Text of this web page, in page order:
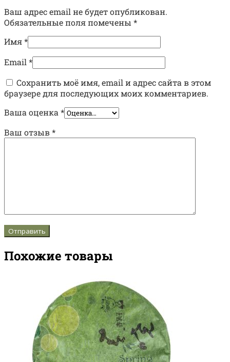
Ваш адрес email не будет опубликован.
Обязательные поля помечены *
Имя*
Email *
Сохранить моё имя, email и адрес сайта в этом
браузере для последующих моих комментариев.
Ваша оценка *
Ваш отзыв*
Похожие товары